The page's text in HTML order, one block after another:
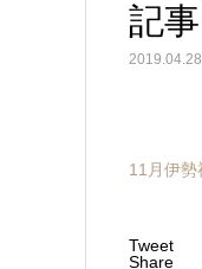
記
2019.04.28
11月伊
Tweet
Share